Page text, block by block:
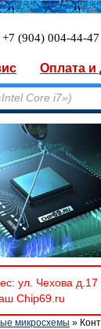
+7 (904) 004-44-47
Оплата и
ул. Чехова д.17
Chip69.ru
микросхемы »